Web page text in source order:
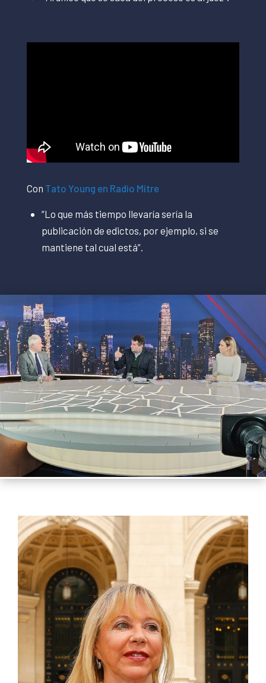
Con Tato Young en Radio Mitre
“Lo que más tiempo llevaría sería la
publicación de edictos, por ejemplo, si se
mantiene tal cual está”.